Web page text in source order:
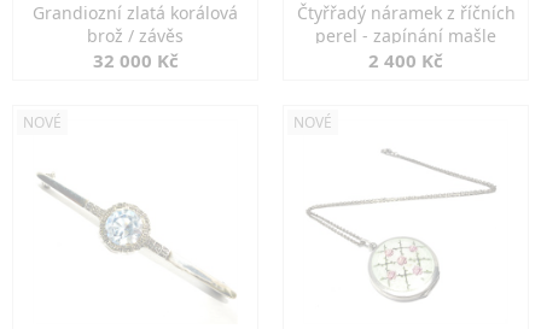
Grandiozní zlatá korálová
brož / závěs
32 000 Kč
Čtyřřadý náramek z říčních
perel - zapínání mašle
2 400 Kč
NOVÉ NOVÉ